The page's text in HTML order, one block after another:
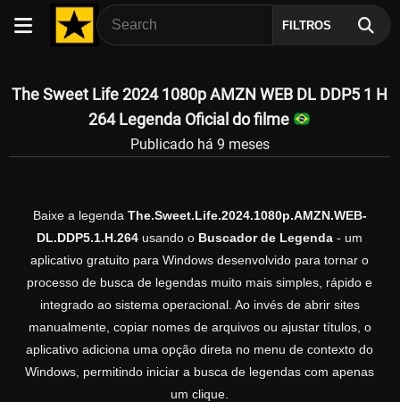
FILTROS
The Sweet Life 2024 1080p AMZN WEB DL DDP5 1 H
264 Legenda Oficial do filme
Publicado há 9 meses
Baixe a legenda The.Sweet.Life.2024.1080p.AMZN.WEB-
DL.DDP5.1.H.264 usando o Buscador de Legenda - um
aplicativo gratuito para Windows desenvolvido para tornar o
processo de busca de legendas muito mais simples, rápido e
integrado ao sistema operacional. Ao invés de abrir sites
manualmente, copiar nomes de arquivos ou ajustar títulos, o
aplicativo adiciona uma opção direta no menu de contexto do
Windows, permitindo iniciar a busca de legendas com apenas
um clique.